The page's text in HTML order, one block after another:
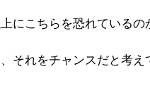
にこちらを恐れているの
それをチャンスだと考え